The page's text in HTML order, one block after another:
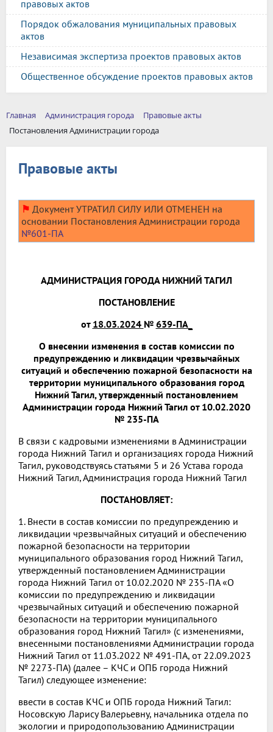
правовых актов
Порядок обжалования муниципальных правовых
актов
Независимая экспертиза проектов правовых актов
Общественное обсуждение проектов правовых актов
Главная Администрация города
Правовые акты
Постановления Администрации города
Правовые акты
⚑ Документ УТРАТИЛ СИЛУ ИЛИ ОТМЕНЕН на
основании Постановления Администрации города
№601-ПА
АДМИНИСТРАЦИЯ ГОРОДА НИЖНИЙ ТАГИЛ
ПОСТАНОВЛЕНИЕ
от 18.03.2024 № 639-ПА_
О внесении изменения в состав комиссии по
предупреждению и ликвидации чрезвычайных
ситуаций и обеспечению пожарной безопасности на
территории муниципального образования город
Нижний Тагил, утвержденный постановлением
Администрации города Нижний Тагил от 10.02.2020
№ 235-ПА
В связи с кадровыми изменениями в Администрации
города Нижний Тагил и организациях города Нижний
Тагил, руководствуясь статьями 5 и 26 Устава города
Нижний Тагил, Администрация города Нижний Тагил
ПОСТАНОВЛЯЕТ:
1. Внести в состав комиссии по предупреждению и
ликвидации чрезвычайных ситуаций и обеспечению
пожарной безопасности на территории
муниципального образования город Нижний Тагил,
утвержденный постановлением Администрации
города Нижний Тагил от 10.02.2020 № 235-ПА «О
комиссии по предупреждению и ликвидации
чрезвычайных ситуаций и обеспечению пожарной
безопасности на территории муниципального
образования город Нижний Тагил» (с изменениями,
внесенными постановлениями Администрации города
Нижний Тагил от 11.03.2022 № 491-ПА, от 22.09.2023
№ 2273-ПА) (далее – КЧС и ОПБ города Нижний
Тагил) следующее изменение:
ввести в состав КЧС и ОПБ города Нижний Тагил:
Носовскую Ларису Валерьевну, начальника отдела по
экологии и природопользованию Администрации